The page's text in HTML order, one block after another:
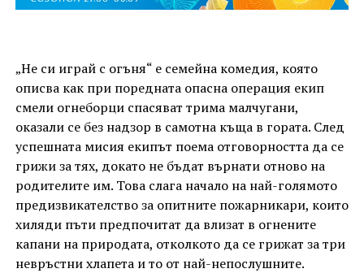
„Не си играй с огъня“ е семейна комедия, която
описва как при поредната опасна операция екип
смели огнеборци спасяват трима малчугани,
оказали се без надзор в самотна къща в гората. След
успешната мисия екипът поема отговорността да се
грижи за тях, докато не бъдат върнати отново на
родителите им. Това слага начало на най-голямото
предизвикателство за опитните пожарникари, които
хиляди пъти предпочитат да влизат в огнените
капани на природата, отколкото да се грижат за три
невръстни хлапета и то от най-непослушните.